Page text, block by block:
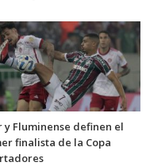
y Fluminense definen el
finalista de la Copa